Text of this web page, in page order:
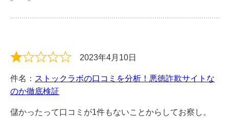
2023年4月10日
件名： ストックラボの口コミを分析！悪徳詐欺サイトな
のか徹底検証
儲かったって口コミが1件もないことからしてお察し。